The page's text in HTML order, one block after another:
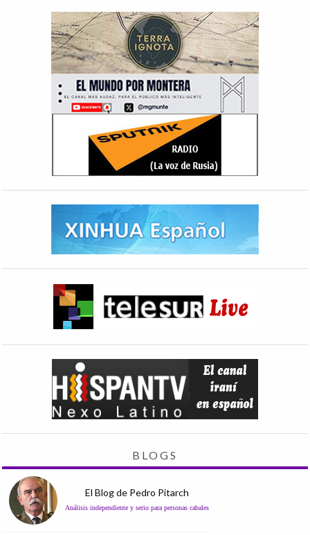
BLOGS
El Blog de Pedro Pitarch
Análisis independiente y serio para personas cabales